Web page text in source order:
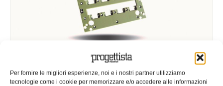
Per fornire le migliori esperienze, noi e i nostri partner utilizziamo
tecnologie come i cookie per memorizzare e/o accedere alle informazioni
Geartec investe in un impianto di
microfresatura a 5 assi